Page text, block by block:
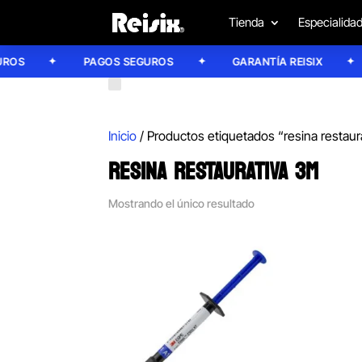
Tienda
PAGOS SEGUROS GARANTÍA REISIX
Inicio / Productos etiquetados “resina
RESINA RESTAURATIVA 3M
Mostrando el único resultado